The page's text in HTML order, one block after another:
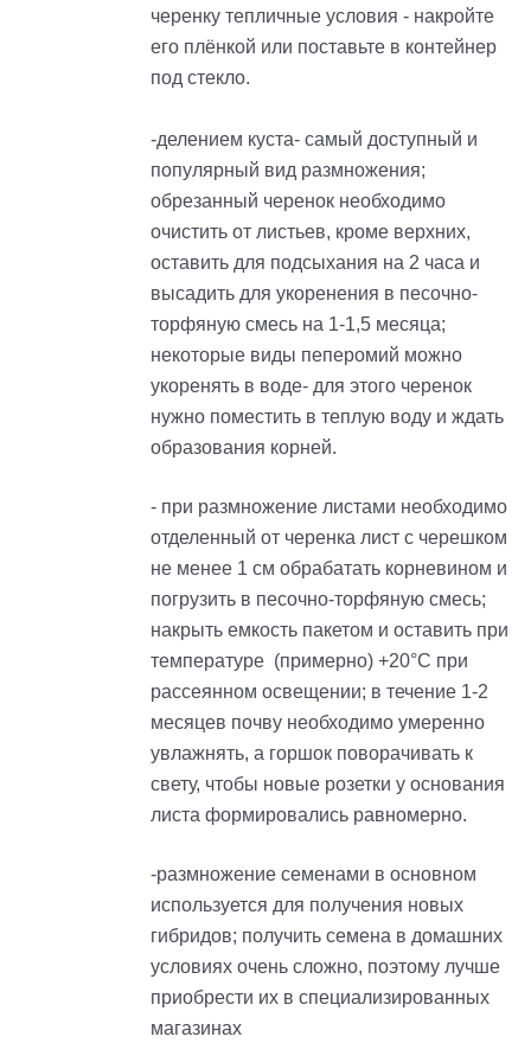
черенку тепличные условия - накройте
его плёнкой или поставьте в контейнер
под стекло.
-делением куста- самый доступный и
популярный вид размножения;
обрезанный черенок необходимо
очистить от листьев, кроме верхних,
оставить для подсыхания на 2 часа и
высадить для укоренения в песочно-
торфяную смесь на 1-1,5 месяца;
некоторые виды пеперомий можно
укоренять в воде- для этого черенок
нужно поместить в теплую воду и ждать
образования корней.
- при размножение листами необходимо
отделенный от черенка лист с черешком
не менее 1 см обрабатать корневином и
погрузить в песочно-торфяную смесь;
накрыть емкость пакетом и оставить при
температуре (примерно) +20°С при
рассеянном освещении; в течение 1-2
месяцев почву необходимо умеренно
увлажнять, а горшок поворачивать к
свету, чтобы новые розетки у основания
листа формировались равномерно.
-размножение семенами в основном
используется для получения новых
гибридов; получить семена в домашних
условиях очень сложно, поэтому лучше
приобрести их в специализированных
магазинах